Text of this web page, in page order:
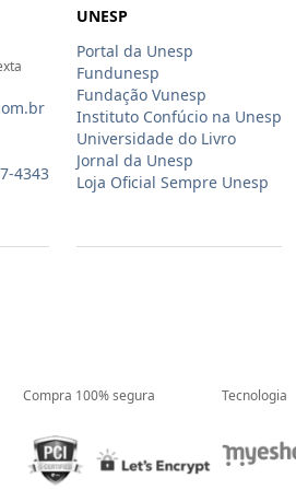
4343
UNESP
Portal da Unesp
Fundunesp
Fundação Vunesp
Instituto Confúcio na Unesp
Universidade do Livro
Jornal da Unesp
Loja Oficial Sempre Unesp
Compra 100% segura Tecnologia